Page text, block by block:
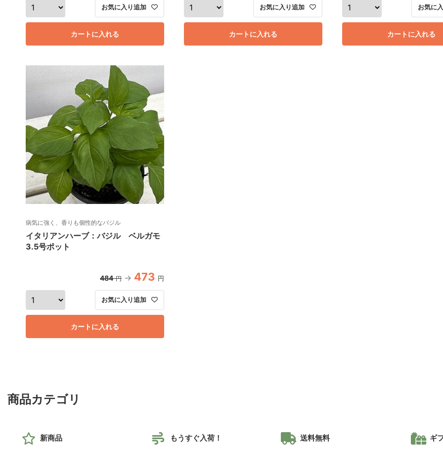
カートに入れる
お気に入り追加
カートに入れる
お気に入り追加
カートに入れる
お気に
病気に強く、香りも個性的なバジル
イタリアンハーブ：バジル ベルガモ
3.5号ポット
484 円 473 円
カートに入れる
お気に入り追加
商品カテゴリ
新商品 もうすぐ入荷！ 送料無料 ギ